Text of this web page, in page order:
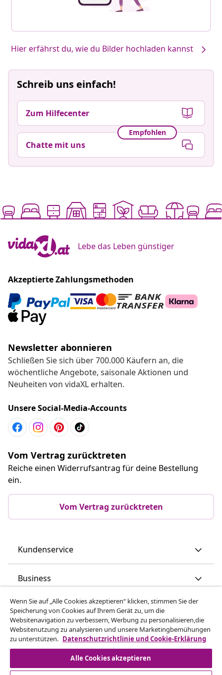
Hier erfährst du, wie du Bilder hochladen kannst
Schreib uns einfach!
Zum Hilfecenter
Empfohlen
Chatte mit uns
Lebe das Leben günstiger
Akzeptierte Zahlungsmethoden
Newsletter abonnieren
Schließen Sie sich über 700.000 Käufern an, die
wöchentliche Angebote, saisonale Aktionen und
Neuheiten von vidaXL erhalten.
Unsere Social-Media-Accounts
Vom Vertrag zurücktreten
Reiche einen Widerrufsantrag für deine Bestellung
ein.
Vom Vertrag zurücktreten
Kundenservice
Business
vidaXL
Mehr entdecken
Wenn Sie auf „Alle Cookies akzeptieren“ klicken, stimmen Sie der
Speicherung von Cookies auf Ihrem Gerät zu, um die
Websitenavigation zu verbessern, Werbung zu personalisieren,die
Websitenutzung zu analysieren und unsere Marketingbemühungen
zu unterstützen. Datenschutzrichtlinie und Cookie-Erklärung
Alle Cookies akzeptieren